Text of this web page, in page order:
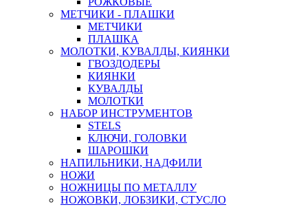
МЕТЧИКИ - ПЛАШКИ
МЕТЧИКИ
ПЛАШКА
МОЛОТКИ, КУВАЛДЫ, КИЯНКИ
ГВОЗДОДЕРЫ
КИЯНКИ
КУВАЛДЫ
МОЛОТКИ
НАБОР ИНСТРУМЕНТОВ
STELS
КЛЮЧИ, ГОЛОВКИ
ШАРОШКИ
НАПИЛЬНИКИ, НАДФИЛИ
НОЖИ
НОЖНИЦЫ ПО МЕТАЛЛУ
НОЖОВКИ, ЛОБЗИКИ, СТУСЛО